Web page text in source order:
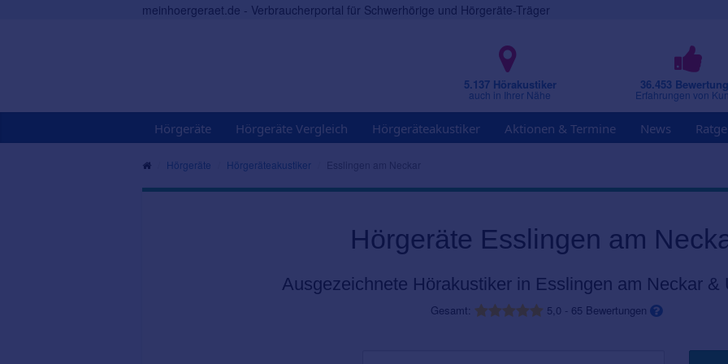
meinhoergeraet.de - Verbraucherportal für Schwerhörige und Hörgeräte-Träger
5.137 Hörakustiker
auch in Ihrer Nähe
36.453
Erfahrungen von
Hörgeräte Hörgeräte Vergleich Hörgeräteakustiker Aktionen & Termine News
Hörgeräte Hörgeräteakustiker Esslingen am Neckar
Hörgeräte Esslingen am
Ausgezeichnete Hörakustiker in Esslingen am Neckar &
Gesamt: 5,0 - 65 Bewertungen